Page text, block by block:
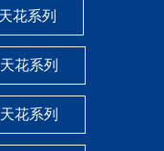
花系列
花系列
花系列